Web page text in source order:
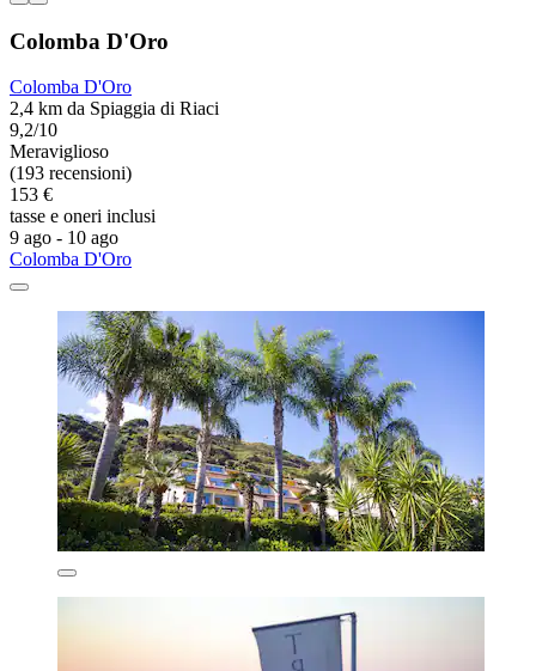
Colomba D'Oro
Colomba D'Oro
2,4 km da Spiaggia di Riaci
9,2/10
Meraviglioso
(193 recensioni)
153 €
tasse e oneri inclusi
9 ago - 10 ago
Colomba D'Oro